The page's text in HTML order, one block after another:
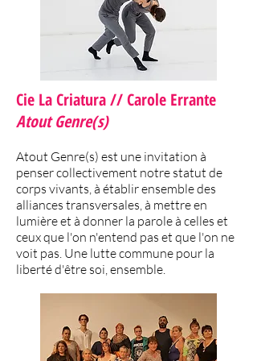
Cie La Criatura // Carole Errante
Atout Genre(s)
Atout Genre(s) est une invitation à
penser collectivement notre statut de
corps vivants, à établir ensemble des
alliances transversales, à mettre en
lumière et à donner la parole à celles et
ceux que l'on n'entend pas et que l'on ne
voit pas. Une lutte commune pour la
liberté d'être soi, ensemble.